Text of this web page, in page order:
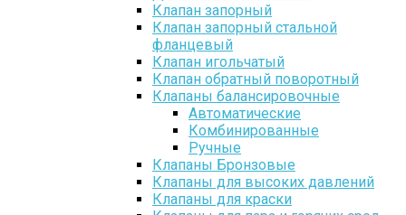
Клапан запорный
Клапан запорный стальной
фланцевый
Клапан игольчатый
Клапан обратный поворотный
Клапаны балансировочные
Автоматические
Комбинированные
Ручные
Клапаны Бронзовые
Клапаны для высоких давлений
Клапаны для краски